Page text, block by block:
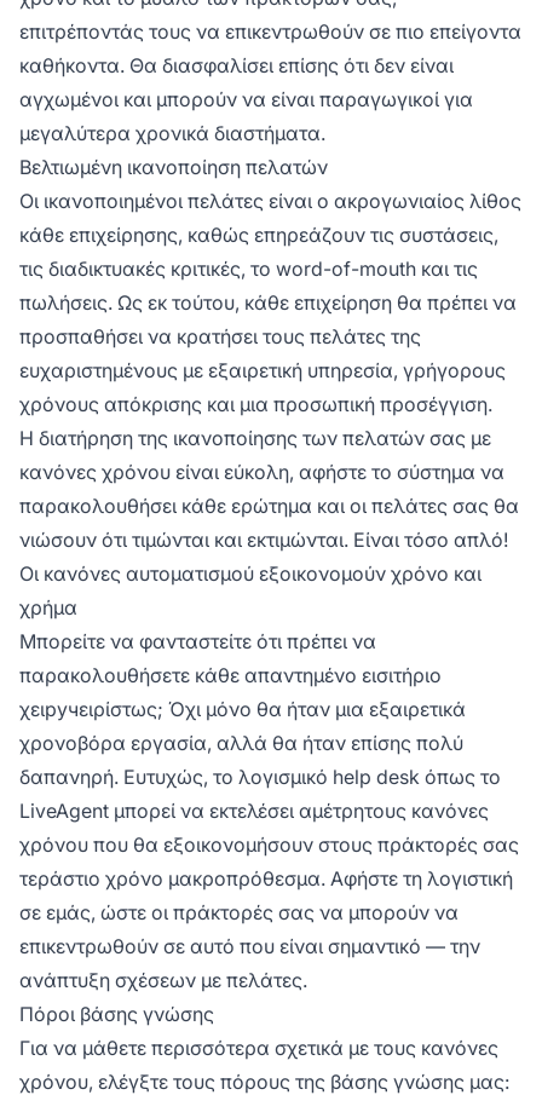
επιτρέποντάς τους να επικεντρωθούν σε πιο επείγοντα
καθήκοντα. Θα διασφαλίσει επίσης ότι δεν είναι
αγχωμένοι και μπορούν να είναι παραγωγικοί για
μεγαλύτερα χρονικά διαστήματα.
Βελτιωμένη ικανοποίηση πελατών
Οι ικανοποιημένοι πελάτες είναι ο ακρογωνιαίος λίθος
κάθε επιχείρησης, καθώς επηρεάζουν τις συστάσεις,
τις διαδικτυακές κριτικές, το word-of-mouth και τις
πωλήσεις. Ως εκ τούτου, κάθε επιχείρηση θα πρέπει να
προσπαθήσει να κρατήσει τους πελάτες της
ευχαριστημένους με εξαιρετική υπηρεσία, γρήγορους
χρόνους απόκρισης και μια προσωπική προσέγγιση.
Η διατήρηση της ικανοποίησης των πελατών σας με
κανόνες χρόνου είναι εύκολη, αφήστε το σύστημα να
παρακολουθήσει κάθε ερώτημα και οι πελάτες σας θα
νιώσουν ότι τιμώνται και εκτιμώνται. Είναι τόσο απλό!
Οι κανόνες αυτοματισμού εξοικονομούν χρόνο και
χρήμα
Μπορείτε να φανταστείτε ότι πρέπει να
παρακολουθήσετε κάθε απαντημένο εισιτήριο
χειручειρίστως; Όχι μόνο θα ήταν μια εξαιρετικά
χρονοβόρα εργασία, αλλά θα ήταν επίσης πολύ
δαπανηρή. Ευτυχώς, το λογισμικό help desk όπως το
LiveAgent μπορεί να εκτελέσει αμέτρητους κανόνες
χρόνου που θα εξοικονομήσουν στους πράκτορές σας
τεράστιο χρόνο μακροπρόθεσμα. Αφήστε τη λογιστική
σε εμάς, ώστε οι πράκτορές σας να μπορούν να
επικεντρωθούν σε αυτό που είναι σημαντικό — την
ανάπτυξη σχέσεων με πελάτες.
Πόροι βάσης γνώσης
Για να μάθετε περισσότερα σχετικά με τους κανόνες
χρόνου, ελέγξτε τους πόρους της βάσης γνώσης μας: